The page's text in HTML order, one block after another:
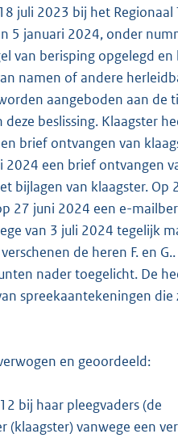
juli 2023 bij het
5 januari 2024, onder
van berisping opgelegd
namen of andere
aangeboden aan de
beslissing. Klaagster
brief ontvangen van
2024 een brief ontvangen
bijlagen van klaagster.
27 juni 2024 een e-
van 3 juli 2024 tegelijk
de heren F. en
nader toegelicht. De
spreekaantekeningen
en geoordeeld:
bij haar pleegvaders (de
vanwege een